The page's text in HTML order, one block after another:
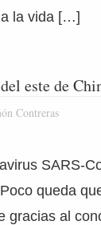
a la vida […]
este de
Contreras
SARS-
queda
gracias al